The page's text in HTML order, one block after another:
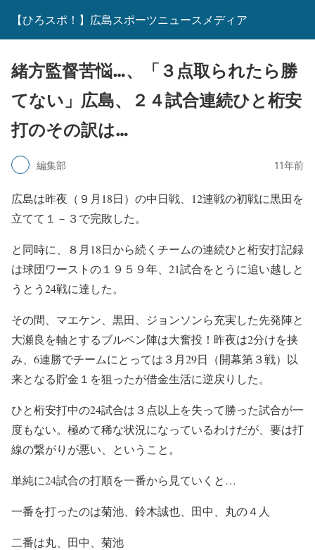
【ひろスポ！】広島スポーツニュースメディア
緒方監督苦悩…、「３点取られたら勝
てない」広島、２４試合連続ひと桁安
打のその訳は…
編集部 11年前
広島は昨夜（９月18日）の中日戦、12連戦の初戦に黒田を
立てて１－３で完敗した。
と同時に、８月18日から続くチームの連続ひと桁安打記録
は球団ワーストの１９５９年、21試合をとうに追い越しと
うとう24戦に達した。
その間、マエケン、黒田、ジョンソンら充実した先発陣と
大瀬良を軸とするブルペン陣は大奮投！昨夜は2分けを挟
み、6連勝でチームにとっては３月29日（開幕第３戦）以
来となる貯金１を狙ったが借金生活に逆戻りした。
ひと桁安打中の24試合は３点以上を失って勝った試合が一
度もない。極めて稀な状況になっているわけだが、要は打
線の繋がりが悪い、ということ。
単純に24試合の打順を一番から見ていくと…
一番を打ったのは菊池、鈴木誠也、田中、丸の４人
二番は丸、田中、菊池